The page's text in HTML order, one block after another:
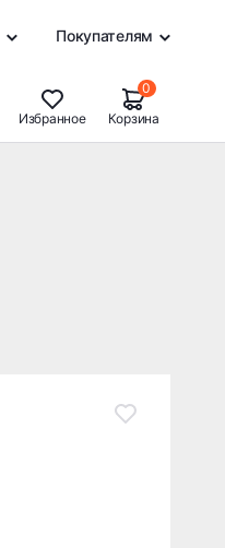
Покупателям
Избранное
0
Корзина